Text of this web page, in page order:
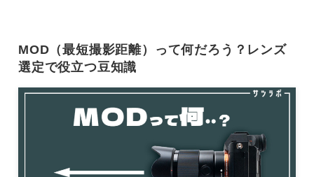
MOD（最短撮影距離）って何だろう？レンズ
選定で役立つ豆知識